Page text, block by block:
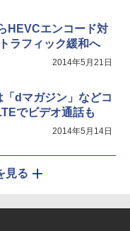
HEVCエンコード対
ラフィック緩和へ
2014年5月21日
「dマガジン」などコ
でビデオ通話も
2014年5月14日
見る